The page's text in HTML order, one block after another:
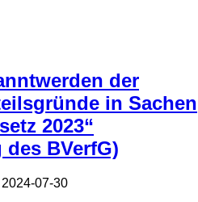
der
in Sachen
2023“
BVerfG)
2024-07-30